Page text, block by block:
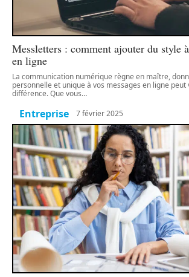
Messletters : comment ajouter du style
en ligne
La communication numérique règne en maître,
personnelle et unique à vos messages en ligne
différence. Que vous…
Entreprise 7 février 2025